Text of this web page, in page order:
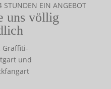
STUNDEN EIN ANGEBOT
uns völlig